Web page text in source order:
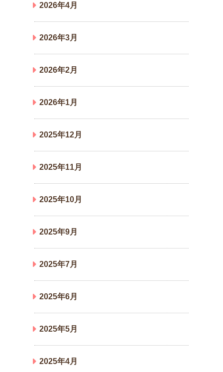
2026年4月
2026年3月
2026年2月
2026年1月
2025年12月
2025年11月
2025年10月
2025年9月
2025年7月
2025年6月
2025年5月
2025年4月